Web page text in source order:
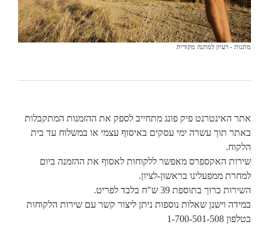
מתנות - רעיון למתנה מקורית
אתר האינטרנט פיק פונג מתחייב לספק את ההזמנות המתקבלות
באתר תוך עשרה ימי עסקים באיסוף עצמי או במשלוח עד בית
הלקוח.
שירות האקספרס מאפשר ללקוחות לאסוף את ההזמנה ביום
למחרת ממפעלינו בראשון-לציון.
השירות כרוך בתוספת 39 ש"ח בלבד לפריט.
במידה וישנן שאלות נוספות ניתן ליצור קשר עם שירות הלקוחות
בטלפון 1-700-501-508